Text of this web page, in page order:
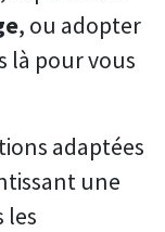
, ou adopter
là pour vous
adaptées
une
les